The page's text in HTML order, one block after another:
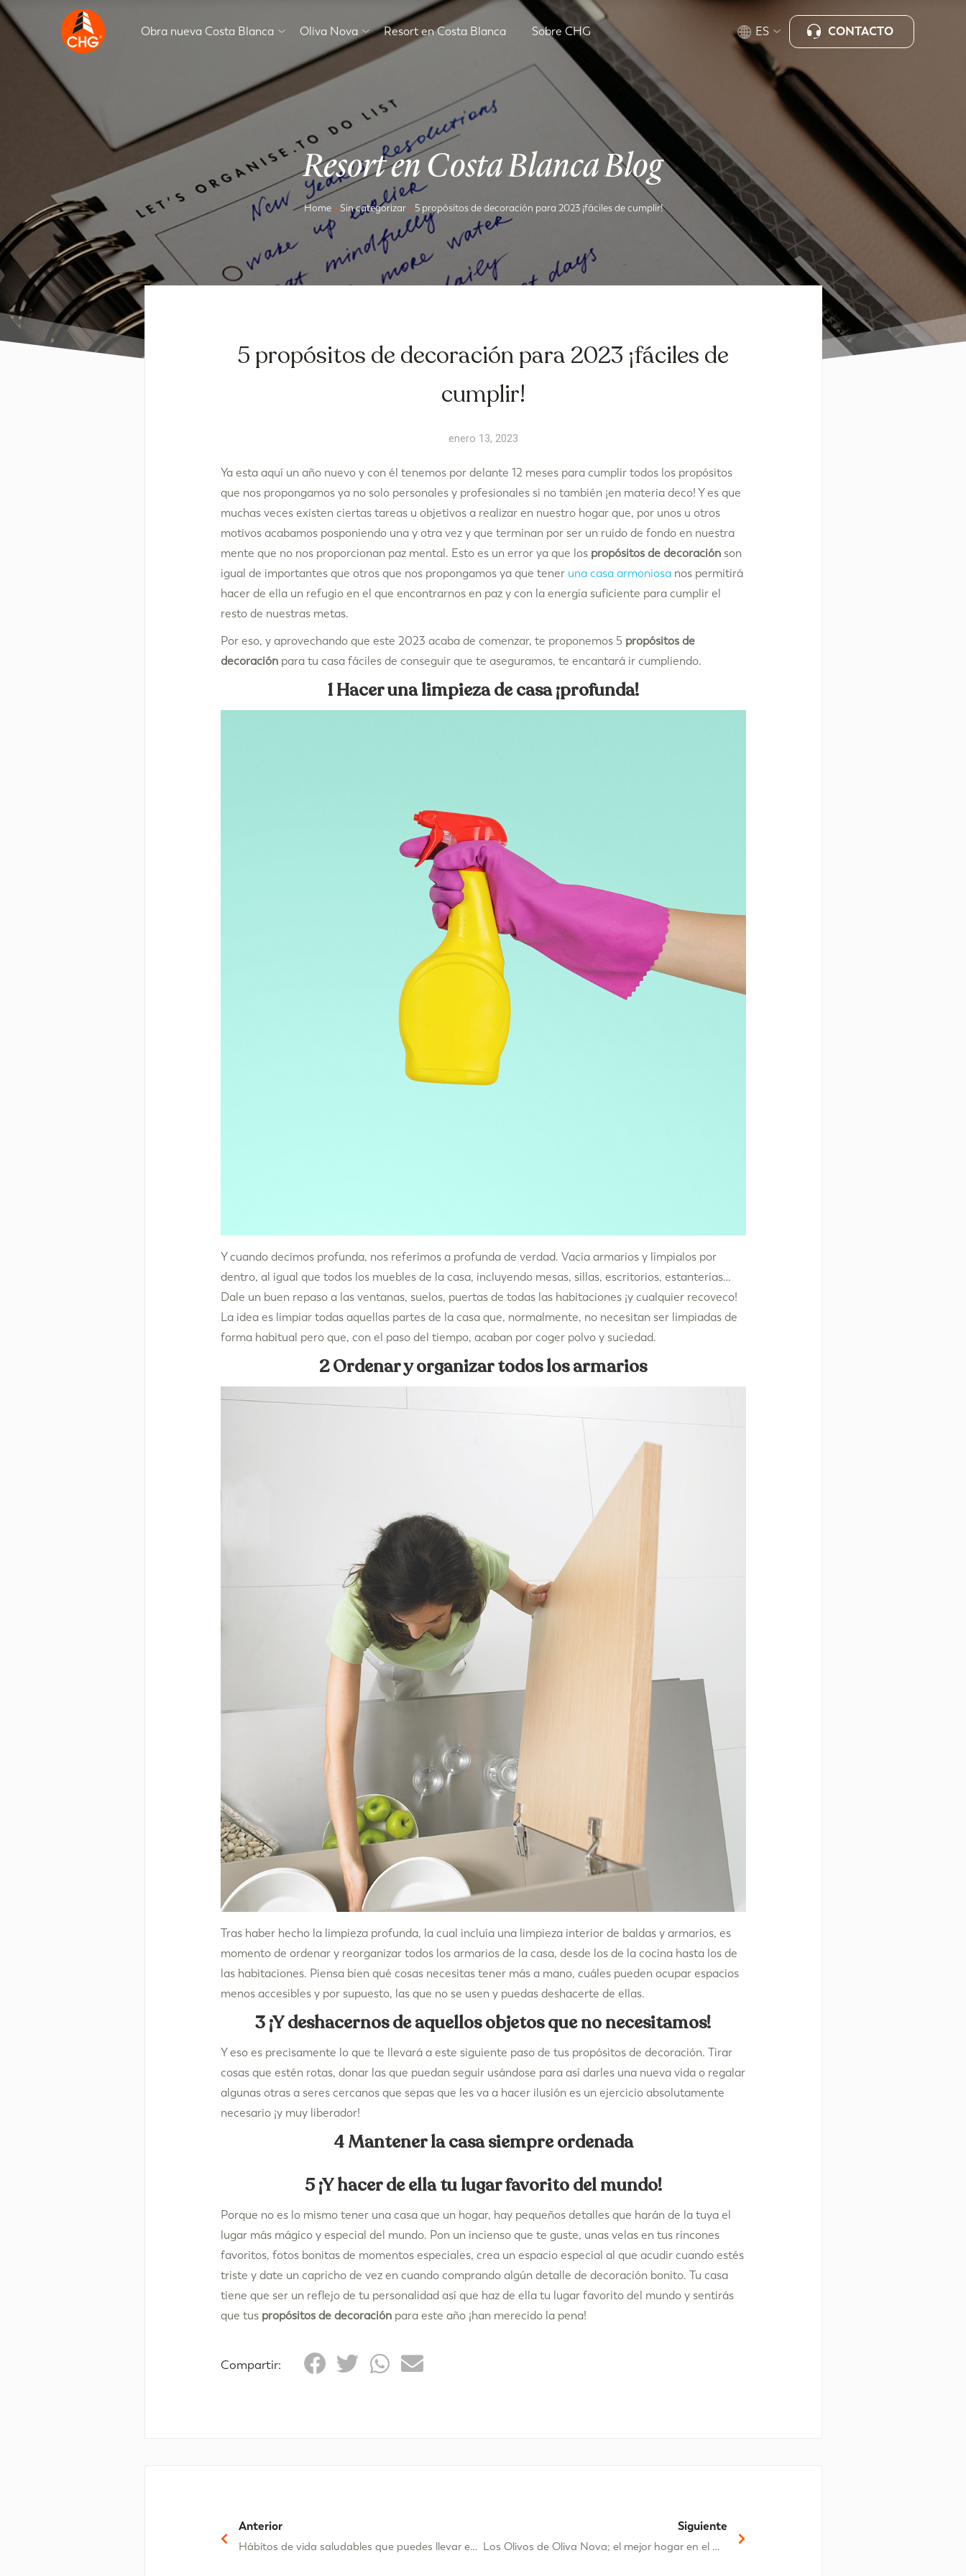
Obra nueva Costa Blanca Oliva Nova Resort en Costa Blanca Sobre CHG ES CONTACTO
Resort en Costa Blanca Blog
Home»Sin categorizar» 5 propósitos de decoración para 2023 ¡fáciles de cumplir!
5 propósitos de decoración para 2023 ¡fáciles de
cumplir!
enero 13, 2023
Ya esta aquí un año nuevo y con él tenemos por delante 12 meses para cumplir todos los propósitos
que nos propongamos ya no solo personales y profesionales si no también ¡en materia deco! Y es que
muchas veces existen ciertas tareas u objetivos a realizar en nuestro hogar que, por unos u otros
motivos acabamos posponiendo una y otra vez y que terminan por ser un ruido de fondo en nuestra
mente que no nos proporcionan paz mental. Esto es un error ya que los propósitos de decoraciónson
igual de importantes que otros que nos propongamos ya que tener una casa armoniosanos permitirá
hacer de ella un refugio en el que encontrarnos en paz y con la energía suficiente para cumplir el
resto de nuestras metas.
Por eso, y aprovechando que este 2023 acaba de comenzar, te proponemos 5 propósitos de
decoración para tu casa fáciles de conseguir que te aseguramos, te encantará ir cumpliendo.
1 Hacer una limpieza de casa ¡profunda!
Y cuando decimos profunda, nos referimos a profunda de verdad. Vacía armarios y límpialos por
dentro, al igual que todos los muebles de la casa, incluyendo mesas, sillas, escritorios, estanterías…
Dale un buen repaso a las ventanas, suelos, puertas de todas las habitaciones ¡y cualquier recoveco!
La idea es limpiar todas aquellas partes de la casa que, normalmente, no necesitan ser limpiadas de
forma habitual pero que, con el paso del tiempo, acaban por coger polvo y suciedad.
2 Ordenar y organizar todos los armarios
Tras haber hecho la limpieza profunda, la cual incluía una limpieza interior de baldas y armarios, es
momento de ordenar y reorganizar todos los armarios de la casa, desde los de la cocina hasta los de
las habitaciones. Piensa bien qué cosas necesitas tener más a mano, cuáles pueden ocupar espacios
menos accesibles y por supuesto, las que no se usen y puedas deshacerte de ellas.
3 ¡Y deshacernos de aquellos objetos que no necesitamos!
Y eso es precisamente lo que te llevará a este siguiente paso de tus propósitos de decoración. Tirar
cosas que estén rotas, donar las que puedan seguir usándose para así darles una nueva vida o regalar
algunas otras a seres cercanos que sepas que les va a hacer ilusión es un ejercicio absolutamente
necesario ¡y muy liberador!
4 Mantener la casa siempre ordenada
5 ¡Y hacer de ella tu lugar favorito del mundo!
Porque no es lo mismo tener una casa que un hogar, hay pequeños detalles que harán de la tuya el
lugar más mágico y especial del mundo. Pon un incienso que te guste, unas velas en tus rincones
favoritos, fotos bonitas de momentos especiales, crea un espacio especial al que acudir cuando estés
triste y date un capricho de vez en cuando comprando algún detalle de decoración bonito. Tu casa
tiene que ser un reflejo de tu personalidad así que haz de ella tu lugar favorito del mundo y sentirás
que tus propósitos de decoraciónpara este año ¡han merecido la pena!
Compartir:
Anterior
Hábitos de vida saludables que puedes llevar en Oliva Nova
Siguiente
Los Olivos de Oliva Nova; el mejor hogar en el mejor entorno